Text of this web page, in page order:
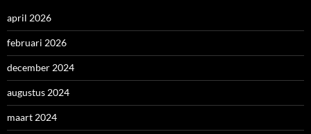
april 2026
februari 2026
december 2024
augustus 2024
maart 2024